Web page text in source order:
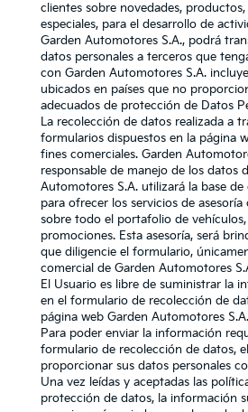
clientes sobre novedades,
especiales, para el desarrollo de
Garden Automotores S.A., podrá
datos personales a terceros que
con Garden Automotores S.A.
ubicados en países que no
adecuados de protección de Datos
La recolección de datos realizada a
formularios dispuestos en la página
fines comerciales. Garden
responsable de manejo de los datos
Automotores S.A. utilizará la base
para ofrecer los servicios de
sobre todo el portafolio de
promociones. Esta asesoría, será
que diligencie el formulario,
comercial de Garden Automotores
El Usuario es libre de suministrar la
en el formulario de recolección de
página web Garden Automotores S.A.
Para poder enviar la información
formulario de recolección de datos,
proporcionar sus datos personales
Una vez leídas y aceptadas las
protección de datos, la información